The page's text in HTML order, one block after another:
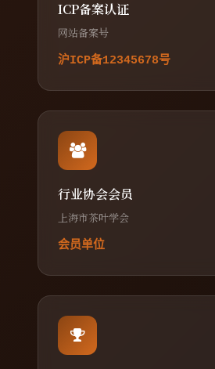
ICP备案认证
网站备案号
沪ICP备12345678号
行业协会会员
上海市茶叶学会
会员单位